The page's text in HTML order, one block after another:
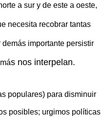
a sur y de este a oeste,
necesita recobrar tantas
importante persistir
s nos interpelan.
populares) para disminuir
posibles; urgimos políticas